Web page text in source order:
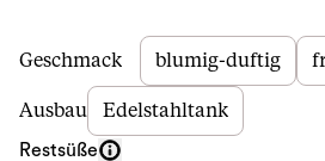
Beschreibung
Geschmack blumig-duftig
Ausbau Edelstahltank
Restsüße